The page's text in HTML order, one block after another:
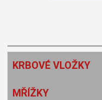
KRBOVÉ VLOŽKY
MŘÍŽKY